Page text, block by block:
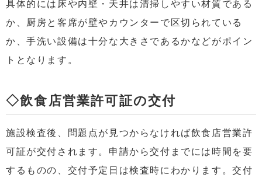
具体的には床や内壁・天井は清掃しやすい材質である
か、厨房と客席が壁やカウンターで区切られている
か、手洗い設備は十分な大きさであるかなどがポイン
トとなります。
◇飲食店営業許可証の交付
施設検査後、問題点が見つからなければ飲食店営業許
可証が交付されます。申請から交付までには時間を要
するものの、交付予定日は検査時にわかります。交付